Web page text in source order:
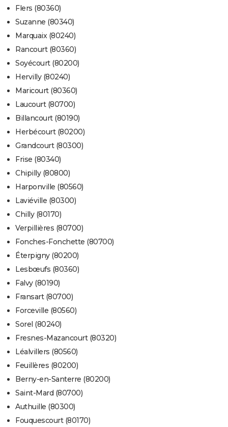
Flers (80360)
Suzanne (80340)
Marquaix (80240)
Rancourt (80360)
Soyécourt (80200)
Hervilly (80240)
Maricourt (80360)
Laucourt (80700)
Billancourt (80190)
Herbécourt (80200)
Grandcourt (80300)
Frise (80340)
Chipilly (80800)
Harponville (80560)
Laviéville (80300)
Chilly (80170)
Verpillières (80700)
Fonches-Fonchette (80700)
Éterpigny (80200)
Lesbœufs (80360)
Falvy (80190)
Fransart (80700)
Forceville (80560)
Sorel (80240)
Fresnes-Mazancourt (80320)
Léalvillers (80560)
Feuillères (80200)
Berny-en-Santerre (80200)
Saint-Mard (80700)
Authuille (80300)
Fouquescourt (80170)